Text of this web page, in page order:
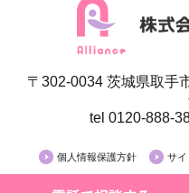
〒302-0034 茨城県取手
tel 0120-888-
個人情報保護方針 サイ